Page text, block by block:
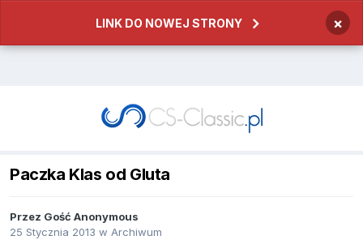
LINK DO NOWEJ STRONY ×
Paczka Klas od Gluta
Przez Gość Anonymous
25 Stycznia 2013 w Archiwum